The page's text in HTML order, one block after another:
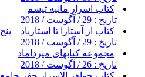
کتاب اسرار مانیه تیسم
تاریخ : 29 / آگوست / 2018
کتاب از آستارا تا استارباد – پنج
تاریخ : 29 / آگوست / 2018
مجموعه کتابهای میرداماد
تاریخ : 26 / آگوست / 2018